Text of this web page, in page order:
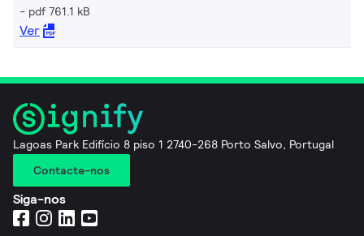
pdf 761.1 kB
Ver
Lagoas Park Edifício 8 piso 1 2740-268 Porto Salvo, Portugal
Contacte-nos
Siga-nos